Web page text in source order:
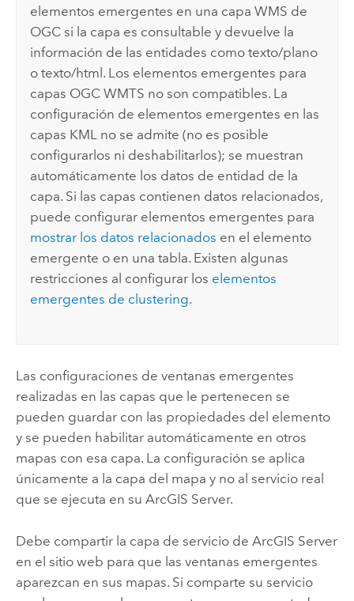
elementos emergentes en una capa WMS de
OGC si la capa es consultable y devuelve la
información de las entidades como texto/plano
o texto/html. Los elementos emergentes para
capas OGC WMTS no son compatibles. La
configuración de elementos emergentes en las
capas KML no se admite (no es posible
configurarlos ni deshabilitarlos); se muestran
automáticamente los datos de entidad de la
capa. Si las capas contienen datos relacionados,
puede configurar elementos emergentes para
mostrar los datos relacionados en el elemento
emergente o en una tabla. Existen algunas
restricciones al configurar los elementos
emergentes de clustering.
Las configuraciones de ventanas emergentes
realizadas en las capas que le pertenecen se
pueden guardar con las propiedades del elemento
y se pueden habilitar automáticamente en otros
mapas con esa capa. La configuración se aplica
únicamente a la capa del mapa y no al servicio real
que se ejecuta en su ArcGIS Server.
Debe compartir la capa de servicio de ArcGIS Server
en el sitio web para que las ventanas emergentes
aparezcan en sus mapas. Si comparte su servicio